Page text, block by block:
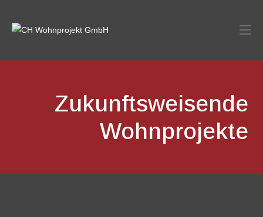
Zukunftsweisende
Wohnprojekte